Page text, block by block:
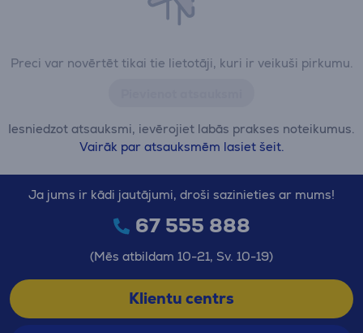
Preci var novērtēt tikai tie lietotāji, kuri ir veikuši pirkumu.
Iesniedzot atsauksmi, ievērojiet labās prakses noteikumus.
Vairāk par atsauksmēm lasiet šeit.
Ja jums ir kādi jautājumi, droši sazinieties ar mums!
67 555 888
(Mēs atbildam 10-21, Sv. 10-19)
Klientu centrs